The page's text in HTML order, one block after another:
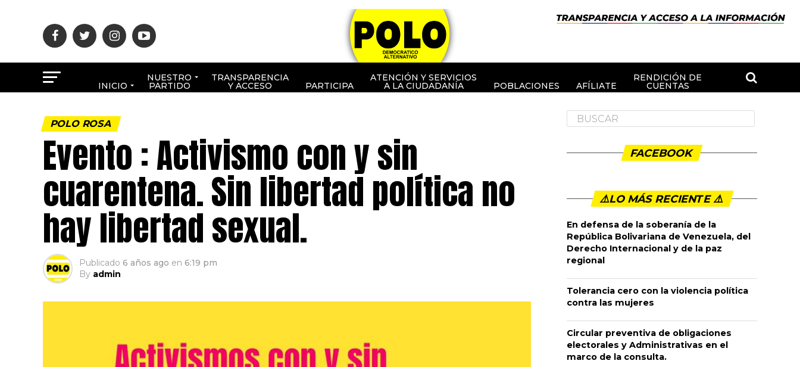
INICIO
NUESTRO
PARTIDO
TRANSPARENCIA
Y ACCESO PARTICIPA
ATENCIÓN Y SERVICIOS
A LA CIUDADANÍA POBLACIONES AFÍLIATE
RENDICIÓN DE
CUENTAS
POLO ROSA
Evento : Activismo con y sin
cuarentena. Sin libertad política no
hay libertad sexual.
Publicado 6 años ago en 6:19 pm
By admin
FACEBOOK
⚠️LO MÁS RECIENTE ⚠️️
En defensa de la soberanía de la
República Bolivariana de Venezuela, del
Derecho Internacional y de la paz
regional
Tolerancia cero con la violencia política
contra las mujeres
Circular preventiva de obligaciones
electorales y Administrativas en el
marco de la consulta.